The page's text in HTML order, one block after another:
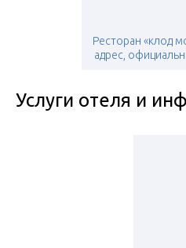
Ресторан «клод
адрес,
Услуги отеля и